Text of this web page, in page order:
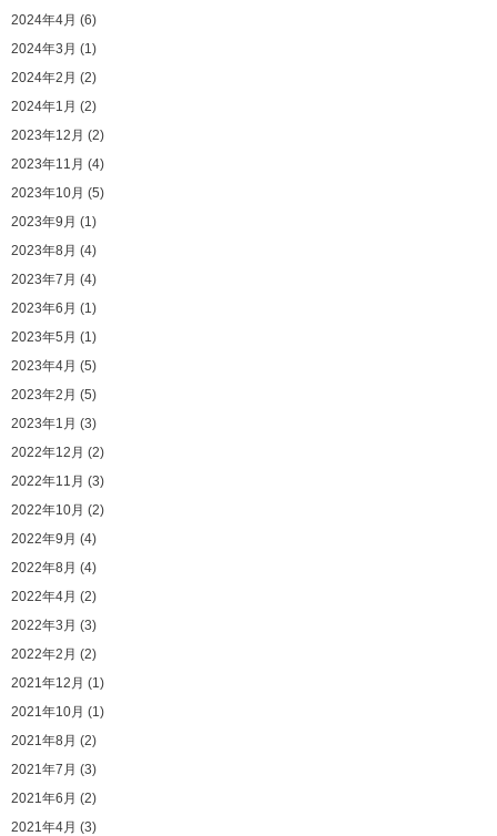
2024年4月 (6)
2024年3月 (1)
2024年2月 (2)
2024年1月 (2)
2023年12月 (2)
2023年11月 (4)
2023年10月 (5)
2023年9月 (1)
2023年8月 (4)
2023年7月 (4)
2023年6月 (1)
2023年5月 (1)
2023年4月 (5)
2023年2月 (5)
2023年1月 (3)
2022年12月 (2)
2022年11月 (3)
2022年10月 (2)
2022年9月 (4)
2022年8月 (4)
2022年4月 (2)
2022年3月 (3)
2022年2月 (2)
2021年12月 (1)
2021年10月 (1)
2021年8月 (2)
2021年7月 (3)
2021年6月 (2)
2021年4月 (3)